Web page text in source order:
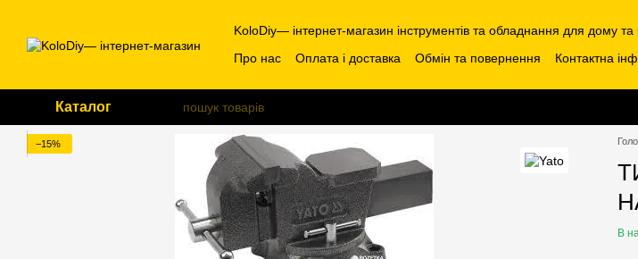
KoloDiy— інтернет-магазин інструментів та обладнання для дому та
Про нас
Оплата і доставка Обмін та повернення Контактна
Каталог
−15%
В